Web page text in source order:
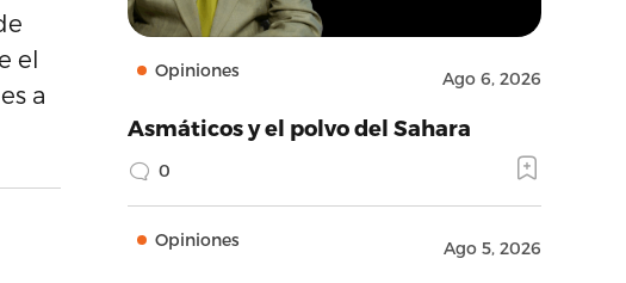
el
a
Opiniones Ago 6, 2026
Asmáticos y el polvo del Sahara
0
Opiniones Ago 5, 2026